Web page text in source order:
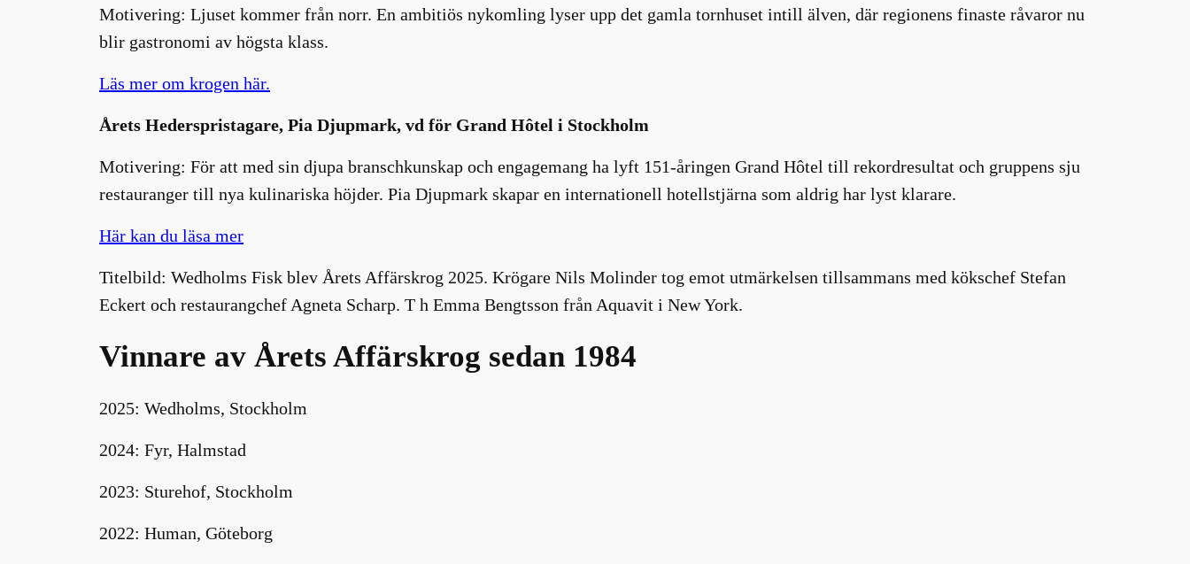
Motivering: Ljuset kommer från norr. En ambitiös nykomling lyser upp det gamla tornhuset intill älven, där regionens finaste råvaror nu
blir gastronomi av högsta klass.
Läs mer om krogen här.
Årets Hederspristagare, Pia Djupmark, vd för Grand Hôtel i Stockholm
Motivering: För att med sin djupa branschkunskap och engagemang ha lyft 151-åringen Grand Hôtel till rekordresultat och gruppens sju
restauranger till nya kulinariska höjder. Pia Djupmark skapar en internationell hotellstjärna som aldrig har lyst klarare.
Här kan du läsa mer
Titelbild: Wedholms Fisk blev Årets Affärskrog 2025. Krögare Nils Molinder tog emot utmärkelsen tillsammans med kökschef Stefan
Eckert och restaurangchef Agneta Scharp. T h Emma Bengtsson från Aquavit i New York.
Vinnare av Årets Affärskrog sedan 1984
2025: Wedholms, Stockholm
2024: Fyr, Halmstad
2023: Sturehof, Stockholm
2022: Human, Göteborg